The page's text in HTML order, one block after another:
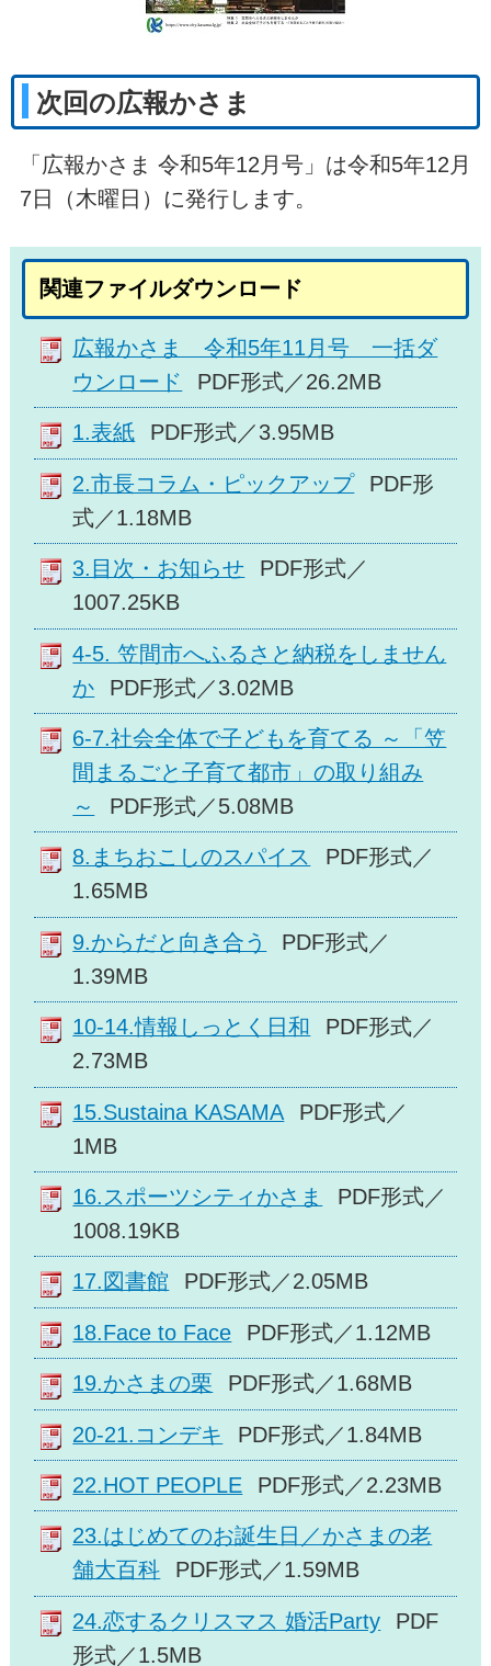
次回の広報かさま
「広報かさま 令和5年12月号」は令和5年12月
7日（木曜日）に発行します。
関連ファイルダウンロード
広報かさま 令和5年11月号 一括ダ
ウンロード
PDF形式／26.2MB
1.表紙 PDF形式／3.95MB
2.市長コラム・ピックアップ
PDF形
式／1.18MB
3.目次・お知らせ
PDF形式／
1007.25KB
4-5. 笠間市へふるさと納税をしません
か
PDF形式／3.02MB
6-7.社会全体で子どもを育てる ～「笠
間まるごと子育て都市」の取り組み
～
PDF形式／5.08MB
8.まちおこしのスパイス
PDF形式／
1.65MB
9.からだと向き合う
PDF形式／
1.39MB
10-14.情報しっとく日和
PDF形式／
2.73MB
15.Sustaina KASAMA
PDF形式／
1MB
16.スポーツシティかさま
PDF形式／
1008.19KB
17.図書館 PDF形式／2.05MB
18.Face to Face PDF形式／1.12MB
19.かさまの栗 PDF形式／1.68MB
20-21.コンデキ PDF形式／1.84MB
22.HOT PEOPLE PDF形式／2.23MB
23.はじめてのお誕生日／かさまの老
舗大百科
PDF形式／1.59MB
24.恋するクリスマス 婚活Party
PDF
形式／1.5MB